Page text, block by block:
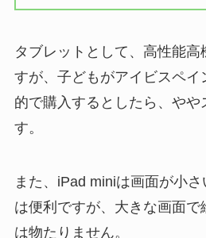
タブレットとして、高性能
すが、子どもがアイビスペイ
的で購入するとしたら、や
す。
また、iPad miniは画面が小
は便利ですが、大きな画面で
は物たりません。